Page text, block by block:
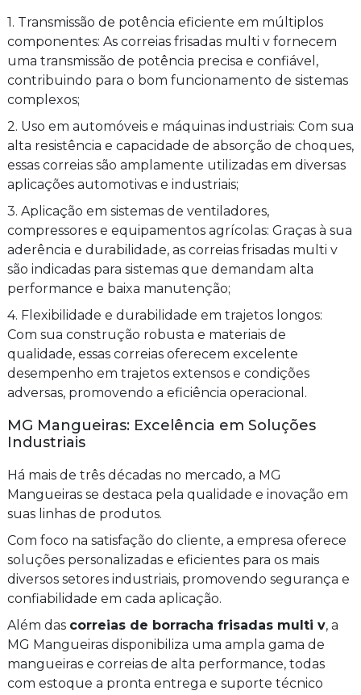
1. Transmissão de potência eficiente em múltiplos
componentes: As correias frisadas multi v fornecem
uma transmissão de potência precisa e confiável,
contribuindo para o bom funcionamento de sistemas
complexos;
2. Uso em automóveis e máquinas industriais: Com sua
alta resistência e capacidade de absorção de choques,
essas correias são amplamente utilizadas em diversas
aplicações automotivas e industriais;
3. Aplicação em sistemas de ventiladores,
compressores e equipamentos agrícolas: Graças à sua
aderência e durabilidade, as correias frisadas multi v
são indicadas para sistemas que demandam alta
performance e baixa manutenção;
4. Flexibilidade e durabilidade em trajetos longos:
Com sua construção robusta e materiais de
qualidade, essas correias oferecem excelente
desempenho em trajetos extensos e condições
adversas, promovendo a eficiência operacional.
MG Mangueiras: Excelência em Soluções
Industriais
Há mais de três décadas no mercado, a MG
Mangueiras se destaca pela qualidade e inovação em
suas linhas de produtos.
Com foco na satisfação do cliente, a empresa oferece
soluções personalizadas e eficientes para os mais
diversos setores industriais, promovendo segurança e
confiabilidade em cada aplicação.
Além das correias de borracha frisadas multi v, a
MG Mangueiras disponibiliza uma ampla gama de
mangueiras e correias de alta performance, todas
com estoque a pronta entrega e suporte técnico